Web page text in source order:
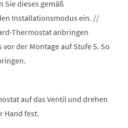
Sie dieses gemäß
Installationsmodus ein. //
Thermostat anbringen
der Montage auf Stufe 5. So
auf das Ventil und drehen
Hand fest.